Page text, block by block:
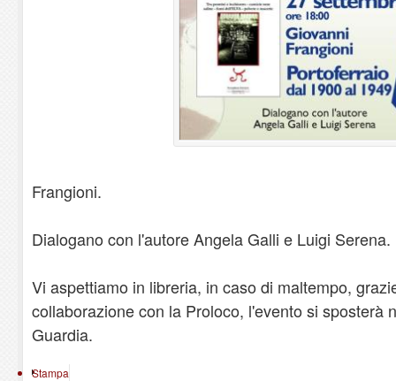
Frangioni.
Dialogano con l'autore Angela Galli e Luigi Serena.
Vi aspettiamo in libreria, in caso di maltempo,
collaborazione con la Proloco, l'evento si sposterà
Guardia.
Stampa